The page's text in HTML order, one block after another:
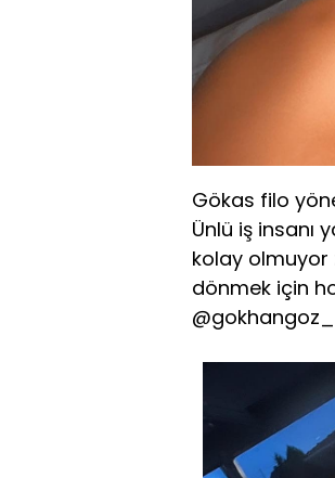
Gökas filo
Ünlü iş insanı
kolay olmuyor
dönmek için